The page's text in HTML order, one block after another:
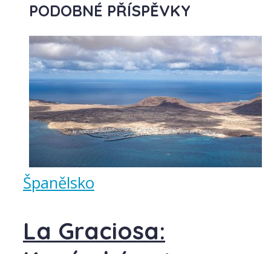
PODOBNÉ PŘÍSPĚVKY
Španělsko
La Graciosa: